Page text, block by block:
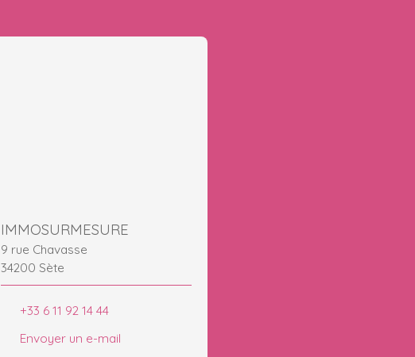
IMMOSURMESURE
9 rue Chavasse
34200 Sète
+33 6 11 92 14 44
Envoyer un e-mail